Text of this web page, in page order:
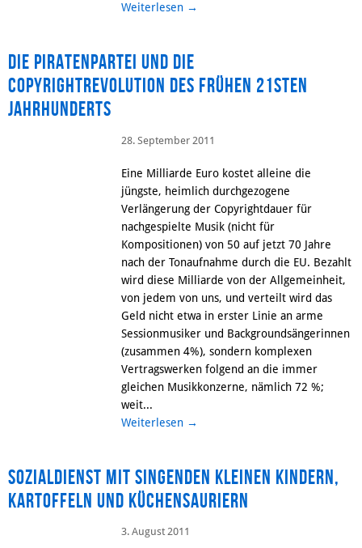
Weiterlesen →
Die Piratenpartei und die
Copyrightrevolution des frühen 21sten
Jahrhunderts
28. September 2011
Eine Milliarde Euro kostet alleine die
jüngste, heimlich durchgezogene
Verlängerung der Copyrightdauer für
nachgespielte Musik (nicht für
Kompositionen) von 50 auf jetzt 70 Jahre
nach der Tonaufnahme durch die EU. Bezahlt
wird diese Milliarde von der Allgemeinheit,
von jedem von uns, und verteilt wird das
Geld nicht etwa in erster Linie an arme
Sessionmusiker und Backgroundsängerinnen
(zusammen 4%), sondern komplexen
Vertragswerken folgend an die immer
gleichen Musikkonzerne, nämlich 72 %;
weit...
Weiterlesen →
Sozialdienst mit singenden kleinen Kindern,
Kartoffeln und Küchensauriern
3. August 2011